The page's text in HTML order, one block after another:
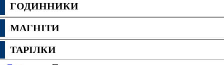
ГОДИННИКИ
МАГНІТИ
ТАРІЛКИ